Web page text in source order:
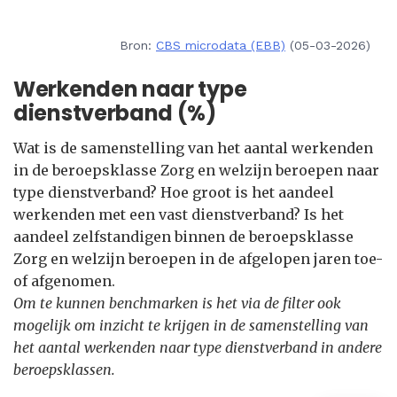
Bron: CBS microdata (EBB) (05-03-2026)
Werkenden naar type
dienstverband (%)
Wat is de samenstelling van het aantal werkenden
in de beroepsklasse Zorg en welzijn beroepen naar
type dienstverband? Hoe groot is het aandeel
werkenden met een vast dienstverband? Is het
aandeel zelfstandigen binnen de beroepsklasse
Zorg en welzijn beroepen in de afgelopen jaren toe-
of afgenomen.
Om te kunnen benchmarken is het via de filter ook
mogelijk om inzicht te krijgen in de samenstelling van
het aantal werkenden naar type dienstverband in andere
beroepsklassen.